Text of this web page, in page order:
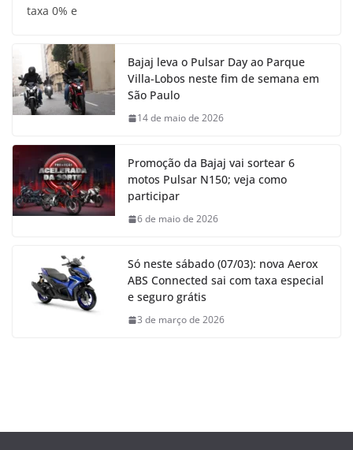
taxa 0% e
Bajaj leva o Pulsar Day ao Parque
Villa-Lobos neste fim de semana em
São Paulo
14 de maio de 2026
Promoção da Bajaj vai sortear 6
motos Pulsar N150; veja como
participar
6 de maio de 2026
Só neste sábado (07/03): nova Aerox
ABS Connected sai com taxa especial
e seguro grátis
3 de março de 2026